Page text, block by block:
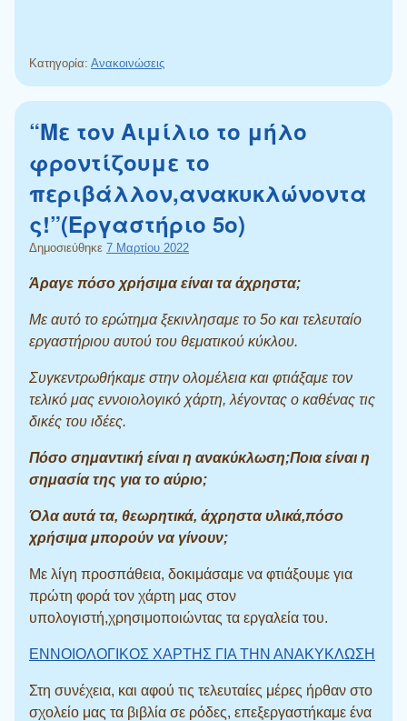
Κατηγορία: Ανακοινώσεις
“Με τον Αιμίλιο το μήλο
φροντίζουμε το
περιβάλλον,ανακυκλώνοντα
ς!”(Εργαστήριο 5ο)
Δημοσιεύθηκε 7 Μαρτίου 2022
Άραγε πόσο χρήσιμα είναι τα άχρηστα;
Με αυτό το ερώτημα ξεκινλησαμε το 5ο και τελευταίο
εργαστήριου αυτού του θεματικού κύκλου.
Συγκεντρωθήκαμε στην ολομέλεια και φτιάξαμε τον
τελικό μας εννοιολογικό χάρτη, λέγοντας ο καθένας τις
δικές του ιδέες.
Πόσο σημαντική είναι η ανακύκλωση;Ποια είναι η
σημασία της για το αύριο;
Όλα αυτά τα, θεωρητικά, άχρηστα υλικά,πόσο
χρήσιμα μπορούν να γίνουν;
Με λίγη προσπάθεια, δοκιμάσαμε να φτιάξουμε για
πρώτη φορά τον χάρτη μας στον
υπολογιστή,χρησιμοποιώντας τα εργαλεία του.
ΕΝΝΟΙΟΛΟΓΙΚΟΣ ΧΑΡΤΗΣ ΓΙΑ ΤΗΝ ΑΝΑΚΥΚΛΩΣΗ
Στη συνέχεια, και αφού τις τελευταίες μέρες ήρθαν στο
σχολείο μας τα βιβλία σε ρόδες, επεξεργαστήκαμε ένα